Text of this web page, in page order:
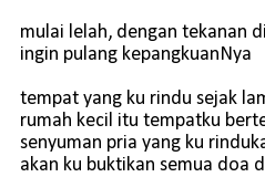
mulai lelah, dengan tekanan
ingin pulang kepangkuanNya
tempat yang ku rindu sejak
rumah kecil itu tempatku
senyuman pria yang ku
akan ku buktikan semua doa